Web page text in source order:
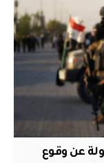
عن وقوع